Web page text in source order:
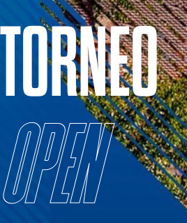
CALENDARIO
TORNEOS
NOTICIAS
MULTIMEDIA
SCOREBOARD
STREAMING
TORNEO
Open